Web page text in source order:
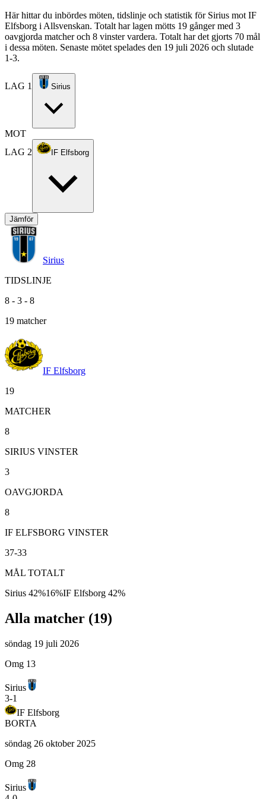
Här hittar du inbördes möten, tidslinje och statistik för Sirius mot IF
Elfsborg i Allsvenskan. Totalt har lagen mötts 19 gånger med 3
oavgjorda matcher och 8 vinster vardera. Totalt har det gjorts 70 mål
i dessa möten. Senaste mötet spelades den 19 juli 2026 och slutade
1-3.
LAG 1 Sirius
MOT
LAG 2
IF Elfsborg
Jämför
Sirius
TIDSLINJE
8 - 3 - 8
19 matcher
IF Elfsborg
19
MATCHER
8
SIRIUS VINSTER
3
OAVGJORDA
8
IF ELFSBORG VINSTER
37-33
MÅL TOTALT
Sirius 42%16%IF Elfsborg 42%
Alla matcher (19)
söndag 19 juli 2026
Omg 13
Sirius
3-1
IF Elfsborg
BORTA
söndag 26 oktober 2025
Omg 28
Sirius